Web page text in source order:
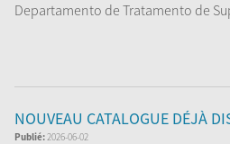
Departamento de Tratamento de
NOUVEAU CATALOGUE DÉJÀ
Publié:2026-06-02